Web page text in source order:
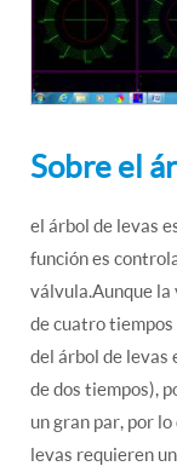
Sobre el
el árbol de levas
función es
válvula.Aunque la
de cuatro
del árbol de levas
de dos tiempos),
un gran par, por
levas requieren